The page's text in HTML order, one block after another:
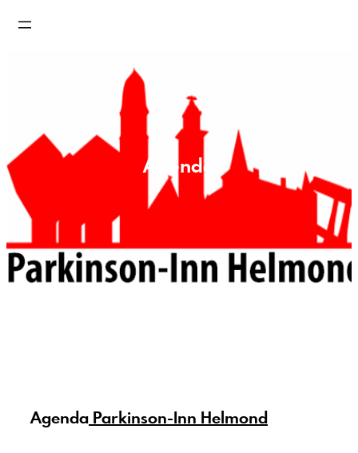
Agenda
Agenda Parkinson-Inn Helmond